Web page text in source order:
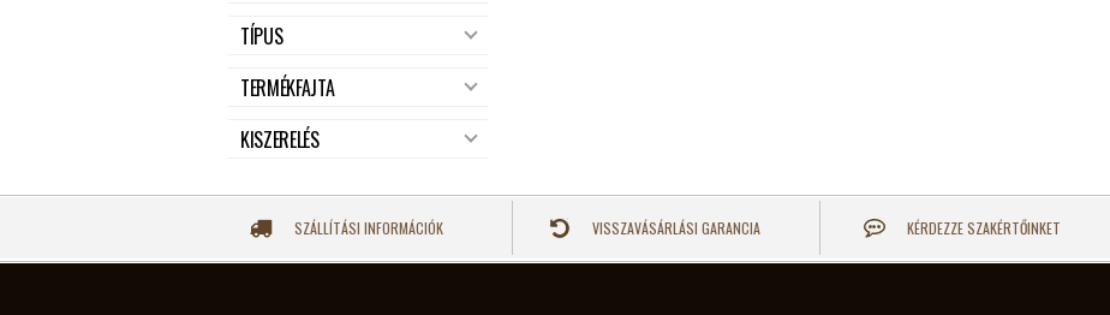
TÍPUS
TERMÉKFAJTA
KISZERELÉS
SZÁLLÍTÁSI INFORMÁCIÓK VISSZAVÁSÁRLÁSI GARANCIA KÉRDEZZE SZAKÉRTŐINKET